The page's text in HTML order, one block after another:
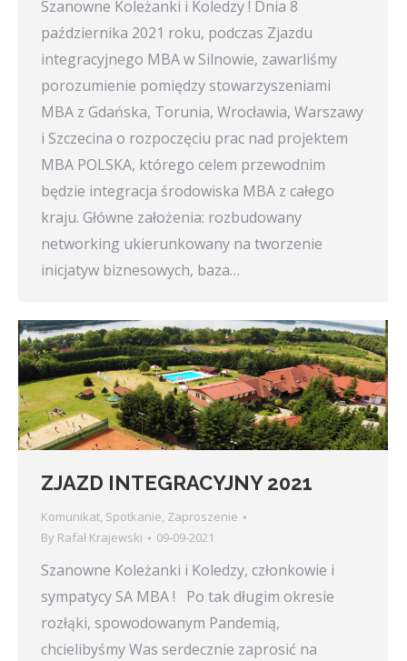
Szanowne Koleżanki i Koledzy ! Dnia 8
października 2021 roku, podczas Zjazdu
integracyjnego MBA w Silnowie, zawarliśmy
porozumienie pomiędzy stowarzyszeniami
MBA z Gdańska, Torunia, Wrocławia, Warszawy
i Szczecina o rozpoczęciu prac nad projektem
MBA POLSKA, którego celem przewodnim
będzie integracja środowiska MBA z całego
kraju. Główne założenia: rozbudowany
networking ukierunkowany na tworzenie
inicjatyw biznesowych, baza…
ZJAZD INTEGRACYJNY 2021
Komunikat, Spotkanie, Zaproszenie
By Rafał Krajewski 09-09-2021
Szanowne Koleżanki i Koledzy, członkowie i
sympatycy SA MBA ! Po tak długim okresie
rozłąki, spowodowanym Pandemią,
chcielibyśmy Was serdecznie zaprosić na